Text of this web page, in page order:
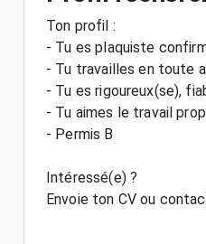
Ton profil :
- Tu es plaquiste
- Tu travailles en toute
- Tu es rigoureux(se),
- Tu aimes le travail
- Permis B
Intéressé(e) ?
Envoie ton CV ou